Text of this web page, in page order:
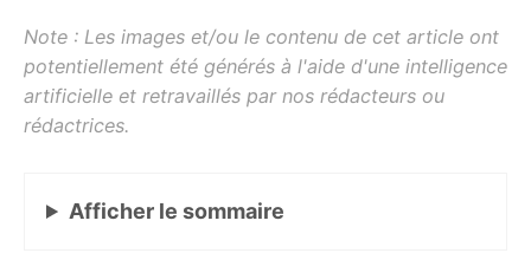
Afficher le sommaire